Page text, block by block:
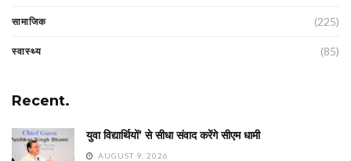
सामाजिक (225)
स्वास्थ्य (85)
Recent.
युवा विद्यार्थियों’ से सीधा संवाद करेंगे सीएम धामी
AUGUST 9, 2026